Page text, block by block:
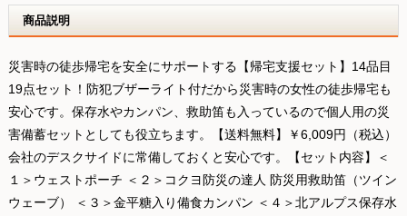
商品説明
災害時の徒歩帰宅を安全にサポートする【帰宅支援セット】14品目
19点セット！防犯ブザーライト付だから災害時の女性の徒歩帰宅も
安心です。保存水やカンパン、救助笛も入っているので個人用の災
害備蓄セットとしても役立ちます。【送料無料】￥6,009円（税込）
会社のデスクサイドに常備しておくと安心です。【セット内容】＜
１＞ウェストポーチ ＜２＞コクヨ防災の達人 防災用救助笛（ツイン
ウェーブ） ＜３＞金平糖入り備食カンパン ＜４＞北アルプス保存水